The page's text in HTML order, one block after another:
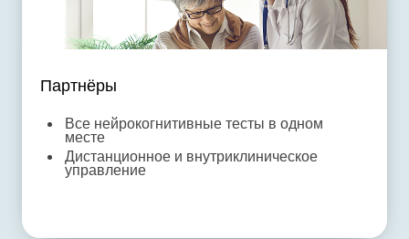
Партнёры
Все нейрокогнитивные тесты в одном
месте
Дистанционное и внутриклиническое
управление